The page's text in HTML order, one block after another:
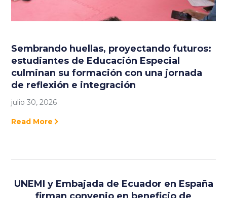
Sembrando huellas, proyectando futuros:
estudiantes de Educación Especial
culminan su formación con una jornada
de reflexión e integración
julio 30, 2026
Read More
UNEMI y Embajada de Ecuador en España